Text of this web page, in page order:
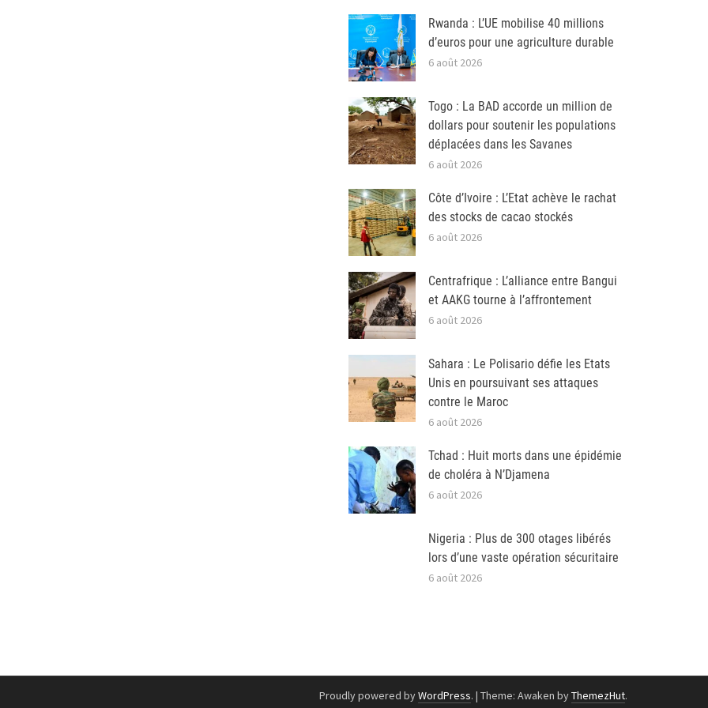
Rwanda : L’UE mobilise 40 millions
d’euros pour une agriculture durable
6 août 2026
Togo : La BAD accorde un million de
dollars pour soutenir les populations
déplacées dans les Savanes
6 août 2026
Côte d’Ivoire : L’Etat achève le rachat
des stocks de cacao stockés
6 août 2026
Centrafrique : L’alliance entre Bangui
et AAKG tourne à l’affrontement
6 août 2026
Sahara : Le Polisario défie les Etats
Unis en poursuivant ses attaques
contre le Maroc
6 août 2026
Tchad : Huit morts dans une épidémie
de choléra à N’Djamena
6 août 2026
Nigeria : Plus de 300 otages libérés
lors d’une vaste opération sécuritaire
6 août 2026
Proudly powered byWordPress. | Theme: Awaken byThemezHut.